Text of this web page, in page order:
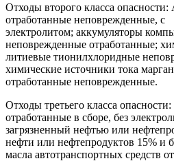
Отходы второго класса
отработанные неповрежденные, с
электролитом; аккумуляторы
неповрежденные отработанные;
литиевые тионилхлоридные
химические источники тока
отработанные неповрежденные.
Отходы третьего класса
отработанные в сборе, без
загрязненный нефтью или
нефти или нефтепродуктов 15% и
масла автотранспортных средств